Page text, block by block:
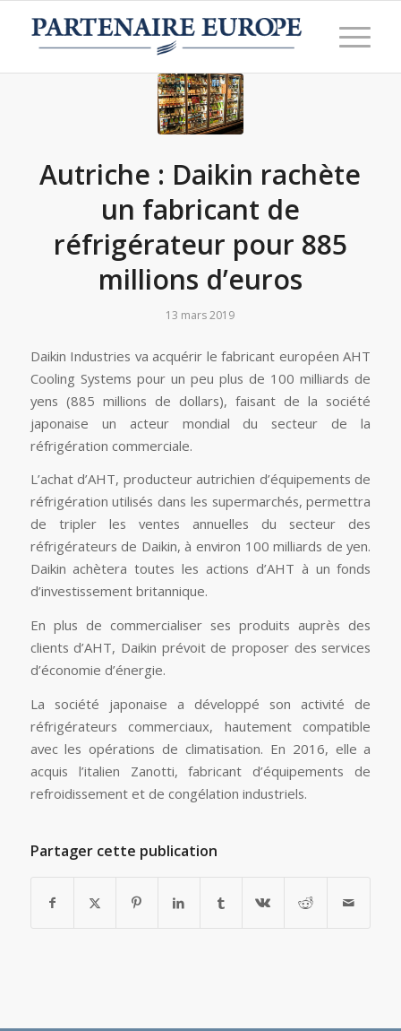
Autriche : Daikin rachète
un fabricant de
réfrigérateur pour 885
millions d’euros
13 mars 2019
Daikin Industries va acquérir le fabricant européen AHT
Cooling Systems pour un peu plus de 100 milliards de
yens (885 millions de dollars), faisant de la société
japonaise un acteur mondial du secteur de la
réfrigération commerciale.
L’achat d’AHT, producteur autrichien d’équipements de
réfrigération utilisés dans les supermarchés, permettra
de tripler les ventes annuelles du secteur des
réfrigérateurs de Daikin, à environ 100 milliards de yen.
Daikin achètera toutes les actions d’AHT à un fonds
d’investissement britannique.
En plus de commercialiser ses produits auprès des
clients d’AHT, Daikin prévoit de proposer des services
d’économie d’énergie.
La société japonaise a développé son activité de
réfrigérateurs commerciaux, hautement compatible
avec les opérations de climatisation. En 2016, elle a
acquis l’italien Zanotti, fabricant d’équipements de
refroidissement et de congélation industriels.
Partager cette publication